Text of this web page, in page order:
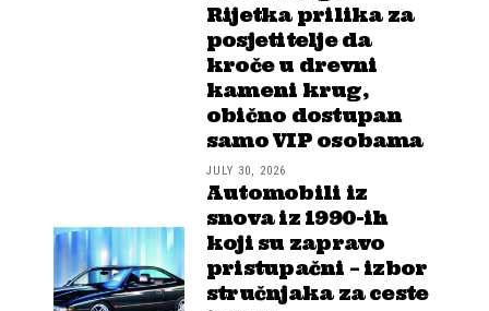
Rijetka prilika za
posjetitelje da
kroče u drevni
kameni krug,
obično dostupan
samo VIP osobama
JULY 30, 2026
Automobili iz
snova iz 1990-ih
koji su zapravo
pristupačni – izbor
stručnjaka za ceste